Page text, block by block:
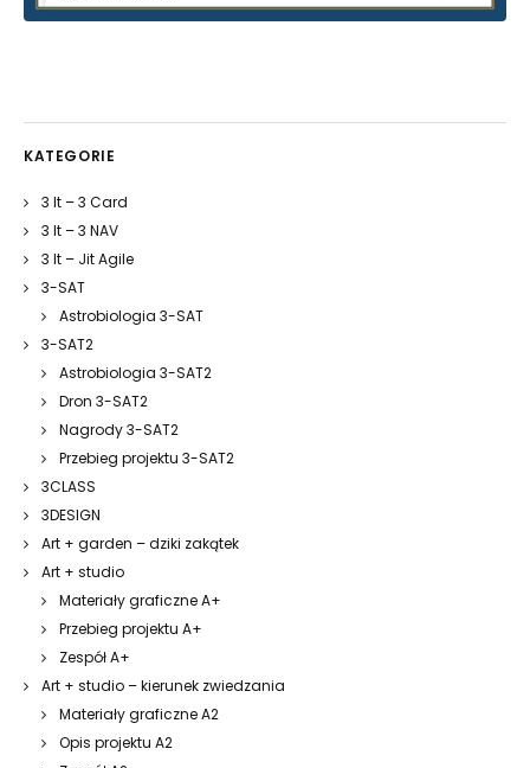
KATEGORIE
3 It – 3 Card
3 It – 3 NAV
3 It – Jit Agile
3-SAT
Astrobiologia 3-SAT
3-SAT2
Astrobiologia 3-SAT2
Dron 3-SAT2
Nagrody 3-SAT2
Przebieg projektu 3-SAT2
3CLASS
3DESIGN
Art + garden – dziki zakątek
Art + studio
Materiały graficzne A+
Przebieg projektu A+
Zespół A+
Art + studio – kierunek zwiedzania
Materiały graficzne A2
Opis projektu A2